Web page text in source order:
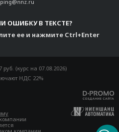
ОШИБКУ В ТЕКСТЕ?
ее и нажмите Ctrl+Enter
руб. (курс на 07.08.2026)
НДС 22%